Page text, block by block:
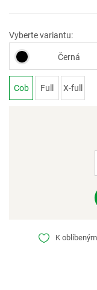
Vyberte variantu:
Černá
Cob Full X-full
K oblíbeným